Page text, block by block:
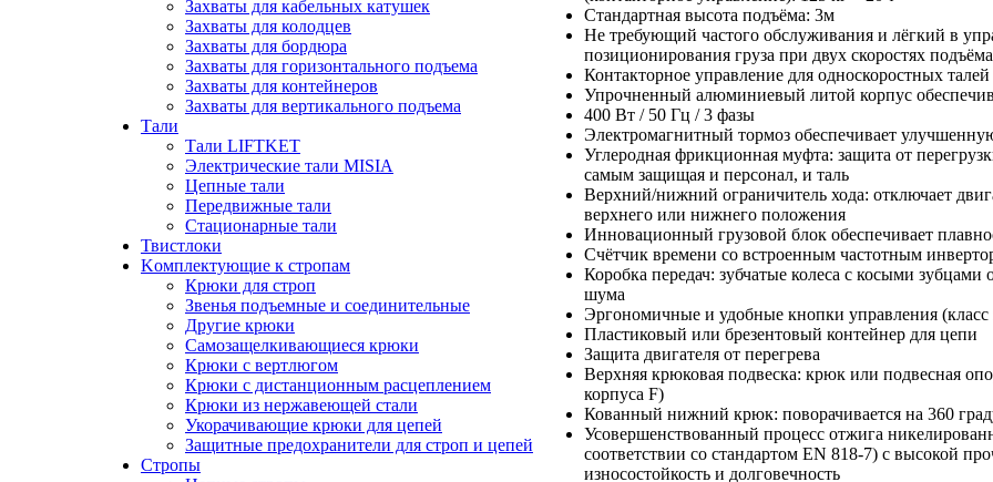
Захваты для кабельных катушек
Захваты для колодцев
Захваты для бордюра
Захваты для горизонтального подъема
Захваты для контейнеров
Захваты для вертикального подъема
Тали
Тали LIFTKET
Электрические тали MISIA
Цепные тали
Передвижные тали
Стационарные тали
Твистлоки
Kомплектующие к стропам
Крюки для строп
Звенья подъемные и соединительные
Другие крюки
Самозащелкивающиеся крюки
Крюки с вертлюгом
Крюки с дистанционным расцеплением
Крюки из нержавеющей стали
Укорачивающие крюки для цепей
Защитные предохранители для строп и цепей
Стропы
Стандартная высота подъёма: 3м
Не требующий частого обслуживания и лёгкий в
позиционирования груза при двух скоростях подъёма
Контакторное управление для односкоростных талей
Упрочненный алюминиевый литой корпус
400 Вт / 50 Гц / 3 фазы
Электромагнитный тормоз обеспечивает
Углеродная фрикционная муфта: защита от
самым защищая и персонал, и таль
Верхний/нижний ограничитель хода: отключает
верхнего или нижнего положения
Инновационный грузовой блок обеспечивает
Счётчик времени со встроенным частотным
Коробка передач: зубчатые колеса с косыми
шума
Эргономичные и удобные кнопки управления
Пластиковый или брезентовый контейнер для цепи
Защита двигателя от перегрева
Верхняя крюковая подвеска: крюк или подвесная
корпуса F)
Кованный нижний крюк: поворачивается на 360
Усовершенствованный процесс отжига
соответствии со стандартом EN 818-7) с высокой
износостойкость и долговечность